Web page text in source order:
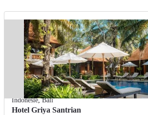
Indonésie,Bali
Hotel Griya Santrian